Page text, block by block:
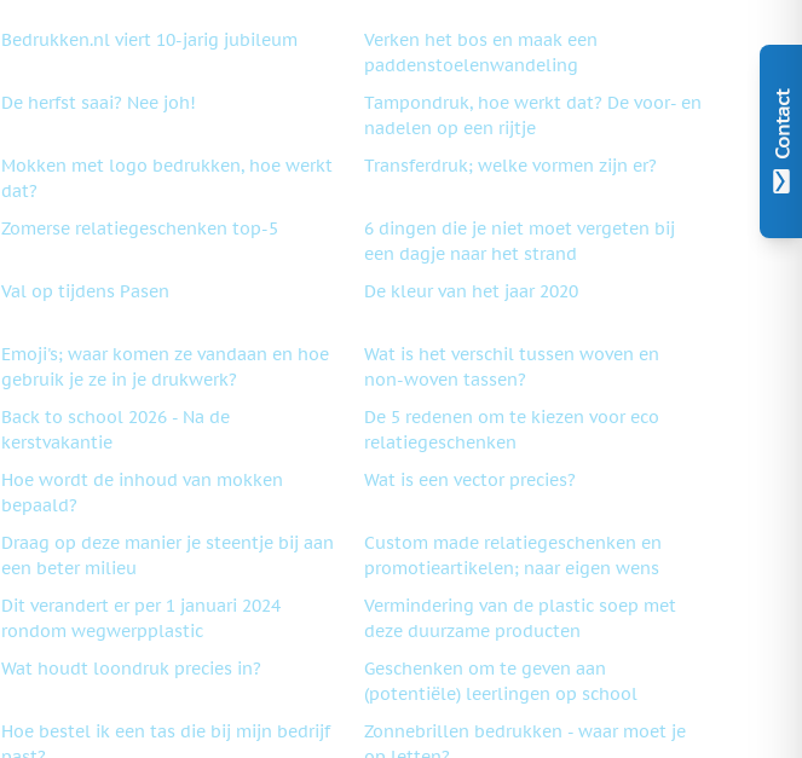
Contact
Bedrukken.nl viert 10-jarig jubileum
Verken het bos en maak een
paddenstoelenwandeling
De herfst saai? Nee joh!
Tampondruk, hoe werkt dat? De voor- en
nadelen op een rijtje
Mokken met logo bedrukken, hoe werkt
dat?
Transferdruk; welke vormen zijn er?
Zomerse relatiegeschenken top-5
6 dingen die je niet moet vergeten bij
een dagje naar het strand
Val op tijdens Pasen De kleur van het jaar 2020
Emoji's; waar komen ze vandaan en hoe
gebruik je ze in je drukwerk?
Wat is het verschil tussen woven en
non-woven tassen?
Back to school 2026 - Na de
kerstvakantie
De 5 redenen om te kiezen voor eco
relatiegeschenken
Hoe wordt de inhoud van mokken
bepaald?
Wat is een vector precies?
Draag op deze manier je steentje bij aan
een beter milieu
Custom made relatiegeschenken en
promotieartikelen; naar eigen wens
Dit verandert er per 1 januari 2024
rondom wegwerpplastic
Vermindering van de plastic soep met
deze duurzame producten
Wat houdt loondruk precies in?
Geschenken om te geven aan
(potentiële) leerlingen op school
Hoe bestel ik een tas die bij mijn bedrijf
Zonnebrillen bedrukken - waar moet je